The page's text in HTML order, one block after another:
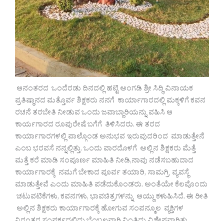
ಆನಂತರದ ಒಂದೆರಡು ದಿನದಲ್ಲಿ ಹಟ್ಟಿ ಅಂಗಡಿ ಶ್ರೀ ಸಿದ್ಧಿ ವಿನಾಯಕ
ಪ್ರತಿಷ್ಠಾನದ ಮತ್ತೊರ್ವ ಶಿಕ್ಷಕರು ನನಗೆ ಕಾರ್ಯಾಗಾರದಲ್ಲಿ ಮಕ್ಕಳಿಗೆ ಕವನ
ರಚನೆ ತರಬೇತಿ ನೀಡುವ ಒಂದು ಜವಾಬ್ದಾರಿಯನ್ನು ವಹಿಸಿ ಆ
ಕಾರ್ಯಗಾರದ ರೂಪುರೇಷೆ ಬಗೆಗೆ ತಿಳಿಸಿದರು. ಈ ತರದ
ಕಾರ್ಯಾಗಾರಗಳಲ್ಲಿ ಪಾಲ್ಗೊಂಡ ಅನುಭವ ಇರುವುದರಿಂದ ಮಾಡುತ್ತೇನೆ
ಎಂಬ ಭರವಸೆ ನನ್ನಲ್ಲಿತ್ತು. ಒಂದು ವಾರದೊಳಗೆ ಅಲ್ಲಿನ ಶಿಕ್ಷಕರು ಮೆತ್ತೆ
ಮತ್ತೆ ಕರೆ ಮಾಡಿ ಸಂಪೂರ್ಣ ಮಾಹಿತಿ ನೀಡಿ,ನಾವು ನಡೆಸಬಹುದಾದ
ಕಾರ್ಯಾಗಾರಕ್ಕೆ ನಮಗೆ ಬೇಕಾದ ಪೂರ್ವ ತಯಾರಿ, ಸಾಮಗ್ರಿ ವ್ಯವಸ್ಥೆ
ಮಾಡುತ್ತೇವೆ ಎಂದು ಮಾಹಿತಿ ಪಡೆದುಕೊಂಡರು. ಅಂತೆಯೇ ಕೆಲವೊಂದು
ಚಟುವಟಿಕೆಗಳು, ಕವನಗಳು, ಭಾವಚಿತ್ರಗಳನ್ನು ಆಯ್ದು ಕಳುಹಿಸಿದೆ. ಈ ರೀತಿ
ಅಲ್ಲಿನ ಶಿಕ್ಷಕರು ಕಾರ್ಯಾಗಾರಕ್ಕೆ ಹೋಗುವ ಸಂಪನ್ಮೂಲ ವ್ಯಕ್ತಿಗಳ